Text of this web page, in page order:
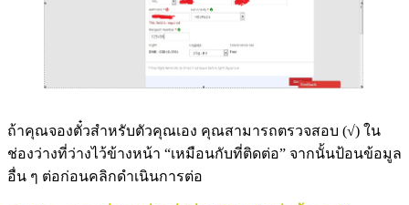
ถ้าคุณจองตั๋วสำหรับตัวคุณเอง คุณสามารถตรวจสอบ (√) ใน
ช่องว่างที่ว่างไว้ข้างหน้า “เหมือนกับที่ติดต่อ” จากนั้นป้อนข้อมูล
อื่น ๆ ต่อก่อนคลิกดำเนินการต่อ